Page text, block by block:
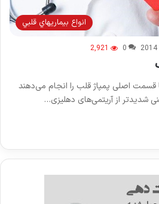
انواع بيماريهاي قلبي
0
2,921
قسمت اصلی پمپاژ قلب را انجام می‌دهند
شدیدتر از آریتمی‌های دهلیزی…